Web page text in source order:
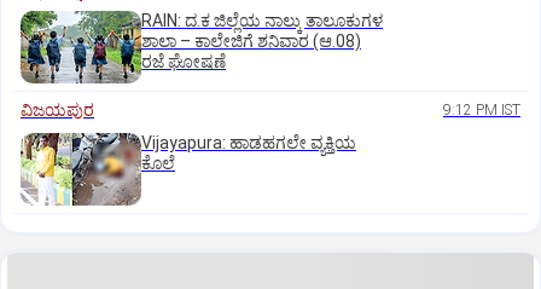
RAIN: ದ.ಕ ಜಿಲ್ಲೆಯ ನಾಲ್ಕು ತಾಲೂಕುಗಳ
ಶಾಲಾ – ಕಾಲೇಜಿಗೆ ಶನಿವಾರ (ಆ.08)
ರಜೆ ಘೋಷಣೆ
ವಿಜಯಪುರ 9:12 PM IST
Vijayapura: ಹಾಡಹಗಲೇ ವ್ಯಕ್ತಿಯ
ಕೊಲೆ